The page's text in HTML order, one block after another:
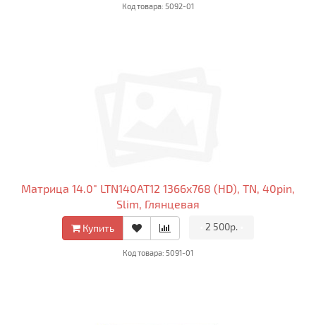
Код товара: 5092-01
Матрица 14.0" LTN140AT12 1366x768 (HD), TN, 40pin,
Slim, Глянцевая
Купить 2 500р.
Код товара: 5091-01